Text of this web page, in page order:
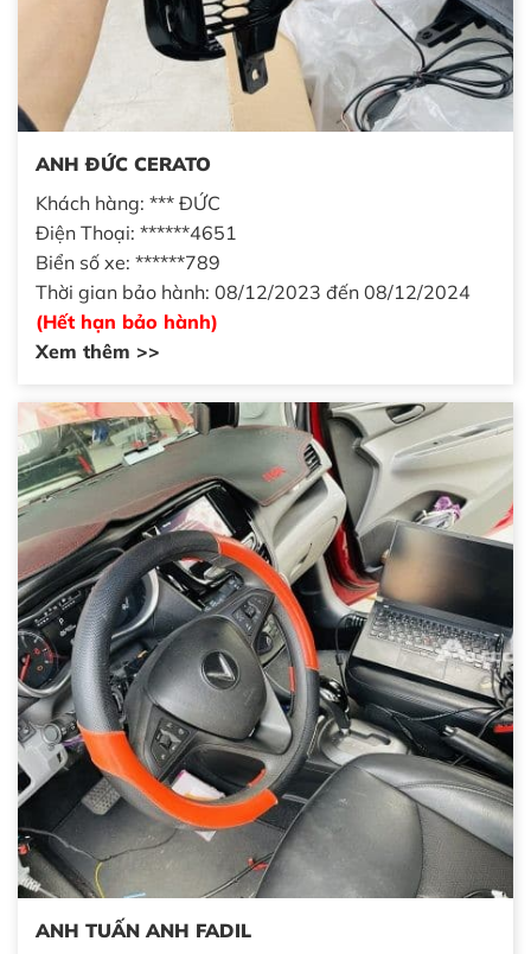
ANH ĐỨC CERATO
Khách hàng: *** ĐỨC
Điện Thoại: ******4651
Biển số xe: ******789
Thời gian bảo hành: 08/12/2023 đến 08/12/2024
(Hết hạn bảo hành)
Xem thêm >>
ANH TUẤN ANH FADIL